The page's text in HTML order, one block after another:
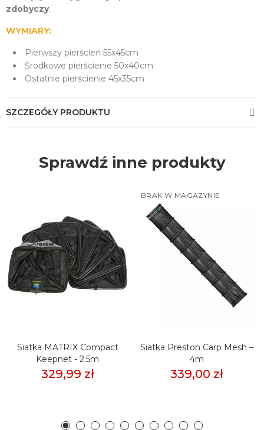
zdobyczy.
WYMIARY:
Pierwszy pierścień 55x45cm
Środkowe pierścienie 50x40cm
Ostatnie pierścienie 45x35cm
SZCZEGÓŁY PRODUKTU
Sprawdź inne produkty
Siatka MATRIX Compact
Keepnet - 2.5m
329,99 zł
BRAK W MAGAZYNIE
Siatka Preston Carp Mesh –
4m
339,00 zł